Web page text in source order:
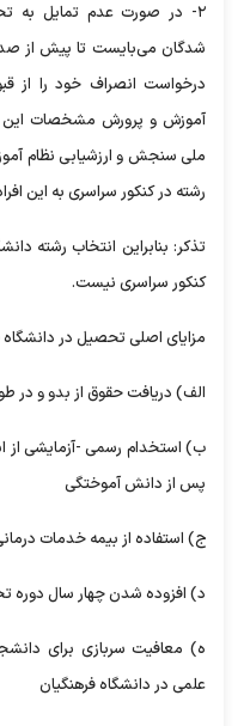
۲- در صورت عدم تمایل به
شدگان می‌بایست تا پیش از
درخواست انصراف خود را از
آموزش و پرورش مشخصات این
ملی سنجش و ارزشیابی نظام
رشته در کنکور سراسری به این
تذکر: بنابراین انتخاب رشته
کنکور سراسری نیست.
مزایای اصلی تحصیل در دانشگاه
الف) دریافت حقوق از بدو و در
ب) استخدام رسمی -آزمایشی
پس از دانش آموختگی
ج) استفاده از بیمه خدمات
د) افزوده شدن چهار سال دوره
ه) معافیت سربازی برای
علمی در دانشگاه فرهنگیان